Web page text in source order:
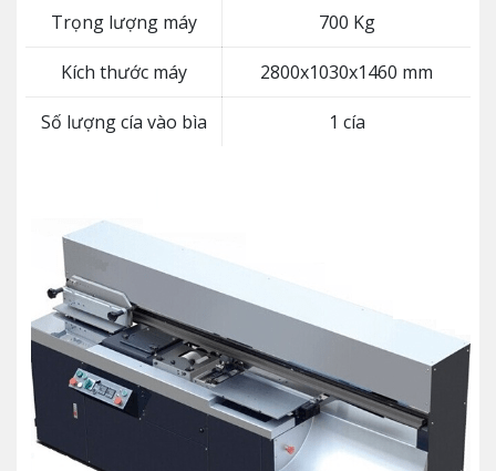
Trọng lượng máy 700 Kg
Kích thước máy 2800x1030x1460 mm
Số lượng cía vào bìa 1 cía